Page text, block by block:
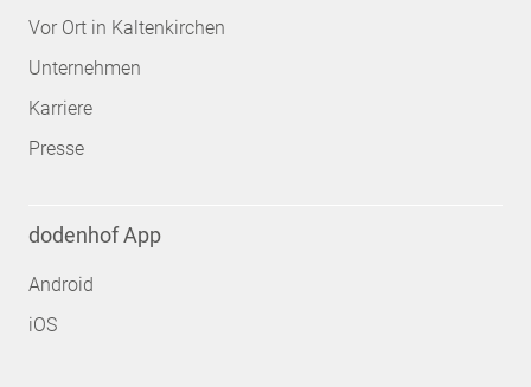
Vor Ort in Kaltenkirchen
Unternehmen
Karriere
Presse
dodenhof App
Android
iOS